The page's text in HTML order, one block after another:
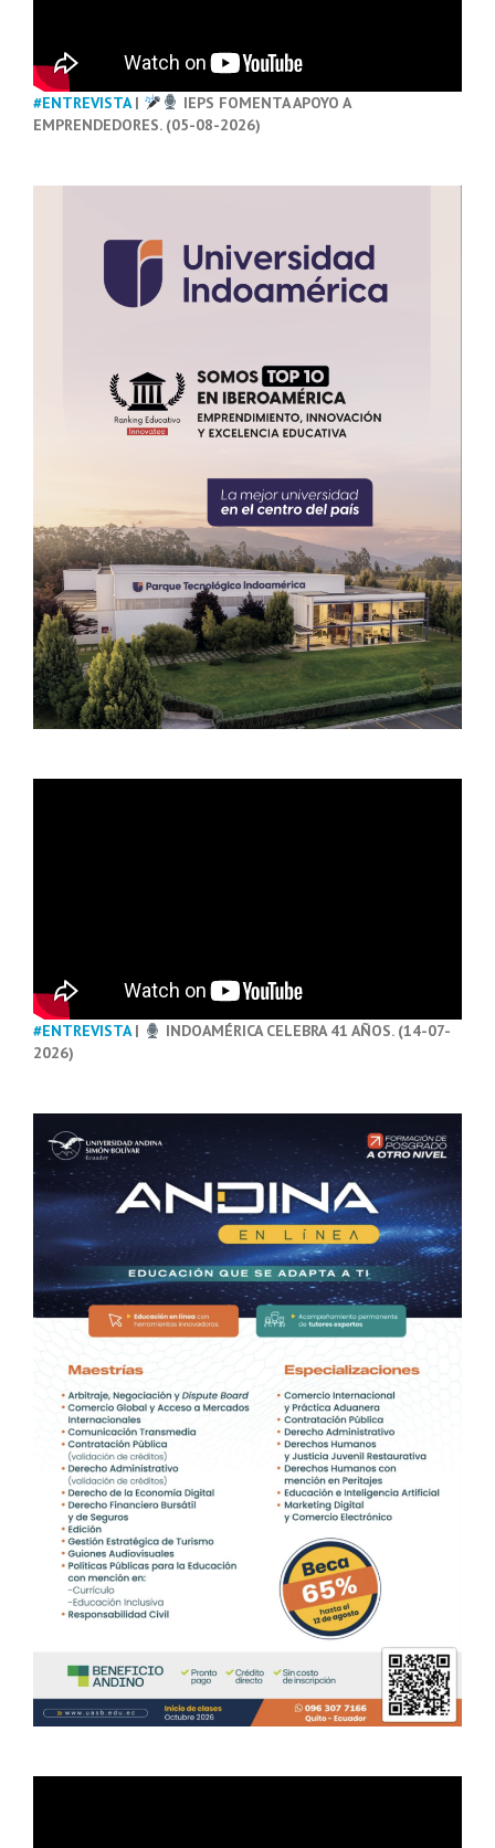
#ENTREVISTA|
IEPS FOMENTA APOYO A
EMPRENDEDORES. (05-08-2026)
#ENTREVISTA|
INDOAMÉRICA CELEBRA 41 AÑOS. (14-07-
2026)